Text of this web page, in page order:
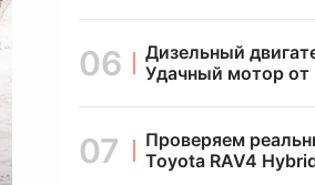
Дизельный
Удачный мотор от
Проверяем
Toyota RAV4